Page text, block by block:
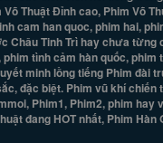
Thuật Đỉnh cao, Phim Võ
cam han quoc, phim hai,
Châu Tinh Trì hay chưa
tình cảm hàn quốc,
minh lồng tiếng Phim
đặc biệt. Phim vũ khí
Phim1, Phim2, phim
đang HOT nhất, Phim